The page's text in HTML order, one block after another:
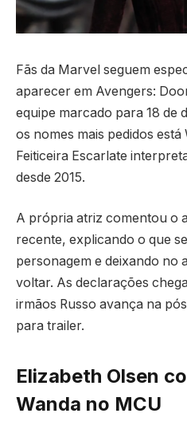
Fãs da Marvel seguem
aparecer em Avengers:
equipe marcado para 18 de
os nomes mais pedidos
Feiticeira Escarlate
desde 2015.
A própria atriz comentou o
recente, explicando o que
personagem e deixando no
voltar. As declarações
irmãos Russo avança na
para trailer.
Elizabeth Olsen
Wanda no MCU